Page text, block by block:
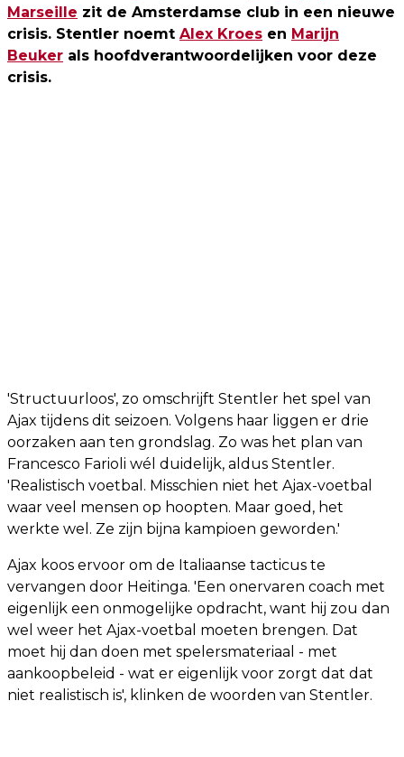
Marseille zit de Amsterdamse club in een nieuwe
crisis. Stentler noemt Alex Kroes en Marijn
Beuker als hoofdverantwoordelijken voor deze
crisis.
'Structuurloos', zo omschrijft Stentler het spel van
Ajax tijdens dit seizoen. Volgens haar liggen er drie
oorzaken aan ten grondslag. Zo was het plan van
Francesco Farioli wél duidelijk, aldus Stentler.
'Realistisch voetbal. Misschien niet het Ajax-voetbal
waar veel mensen op hoopten. Maar goed, het
werkte wel. Ze zijn bijna kampioen geworden.'
Ajax koos ervoor om de Italiaanse tacticus te
vervangen door Heitinga. 'Een onervaren coach met
eigenlijk een onmogelijke opdracht, want hij zou dan
wel weer het Ajax-voetbal moeten brengen. Dat
moet hij dan doen met spelersmateriaal - met
aankoopbeleid - wat er eigenlijk voor zorgt dat dat
niet realistisch is', klinken de woorden van Stentler.